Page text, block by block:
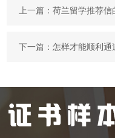
上一篇：荷兰留学推荐信
下一篇：怎样才能顺利通